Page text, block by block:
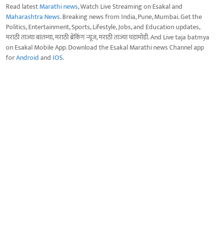
Read latestMarathi news, Watch Live Streaming on Esakal and
Maharashtra News. Breaking news from India, Pune, Mumbai. Get the
Politics, Entertainment, Sports, Lifestyle, Jobs, and Education updates,
मराठी ताज्या बातम्या, मराठी ब्रेकिंग न्यूज, मराठी ताज्या घडामोडी. And Live taja batmya
on Esakal Mobile App. Download the Esakal Marathi news Channel app
forAndroidand IOS.